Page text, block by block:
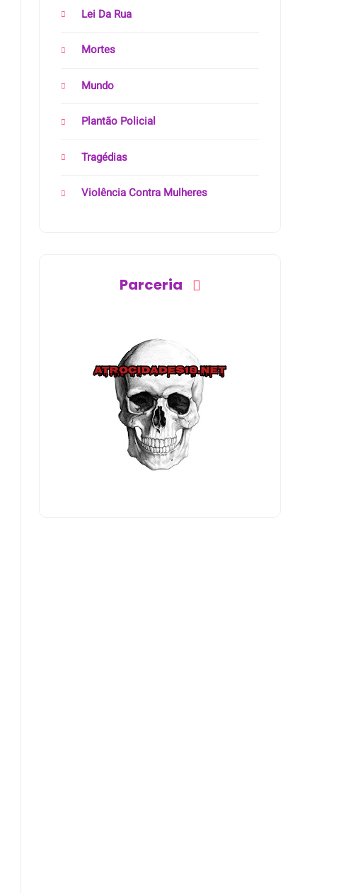
Lei Da Rua
Mortes
Mundo
Plantão Policial
Tragédias
Violência Contra Mulheres
Parceria